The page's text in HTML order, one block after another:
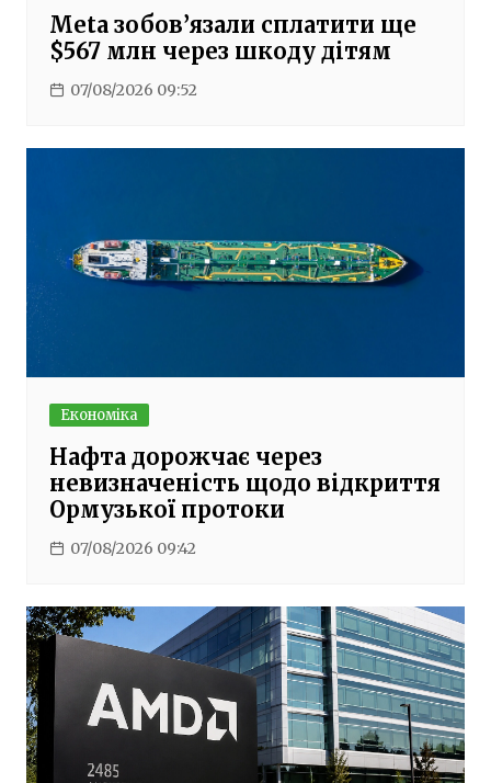
Meta зобов’язали сплатити ще
$567 млн через шкоду дітям
07/08/2026 09:52
Економіка
Нафта дорожчає через
невизначеність щодо відкриття
Ормузької протоки
07/08/2026 09:42